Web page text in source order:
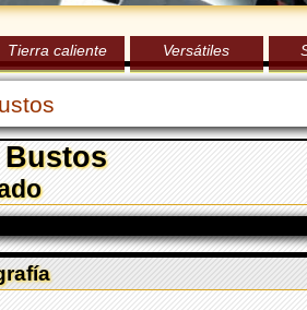
Tierra caliente Versátiles
Bustos